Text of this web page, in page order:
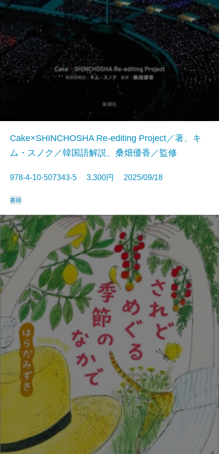
Cake×SHINCHOSHA Re-editing Project／著、キ
ム・スノク／韓国語解説、桑畑優香／監修
978-4-10-507343-5 3,300円 2025/09/18
書籍